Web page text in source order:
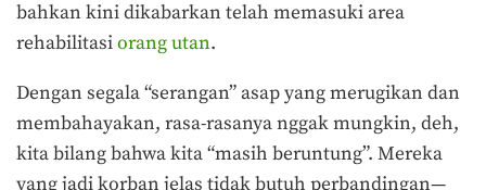
bahkan kini dikabarkan telah memasuki area
rehabilitasiorang utan.
Dengan segala “serangan” asap yang merugikan dan
membahayakan, rasa-rasanya nggak mungkin, deh,
kita bilang bahwa kita “masih beruntung”. Mereka
yang jadi korban jelas tidak butuh perbandingan—